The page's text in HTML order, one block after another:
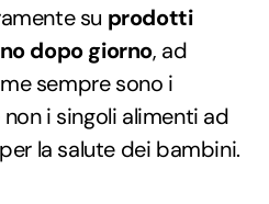
su prodotti
dopo giorno, ad
sempre sono i
i singoli alimenti ad
la salute dei bambini.